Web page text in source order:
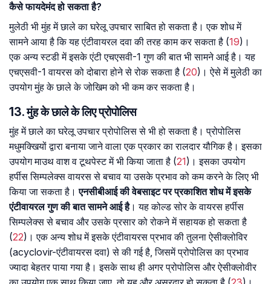
कैसे फायदेमंद हो सकता है?
मुलेठी भी मुंह में छाले का घरेलू उपचार साबित हो सकता है। एक शोध में
सामने आया है कि यह एंटीवायरल दवा की तरह काम कर सकता है (19)।
एक अन्य स्टडी में इसके एंटी एचएसवी-1 गुण की बात भी सामने आई है। यह
एचएसवी-1 वायरस को दोबारा होने से रोक सकता है (20)। ऐसे में मुलेठी का
उपयोग मुंह के छाले के जोखिम को भी कम कर सकता है।
13. मुंह के छाले के लिए प्रोपोलिस
मुंह में छाले का घरेलू उपचार प्रोपोलिस से भी हो सकता है। प्रोपोलिस
मधुमक्खियों द्वारा बनाया जाने वाला एक प्रकार का रालदार यौगिक है। इसका
उपयोग माउथ वाश व टूथपेस्ट में भी किया जाता है (21)। इसका उपयोग
हर्पीस सिम्पलेक्स वायरस से बचाव या उसके प्रभाव को कम करने के लिए भी
किया जा सकता है।एनसीबीआई की वेबसाइट पर प्रकाशित शोध में इसके
एंटीवायरल गुण की बात सामने आई है। यह कोल्ड सोर के वायरस हर्पीस
सिम्पलेक्स से बचाव और उसके प्रसार को रोकने में सहायक हो सकता है
(22)। एक अन्य शोध में इसके एंटीवायरस प्रभाव की तुलना ऐसीक्लोविर
(acyclovir-एंटीवायरस दवा) से की गई है, जिसमें प्रोपोलिस का प्रभाव
ज्यादा बेहतर पाया गया है। इसके साथ ही अगर प्रोपोलिस और ऐसीक्लोवीर